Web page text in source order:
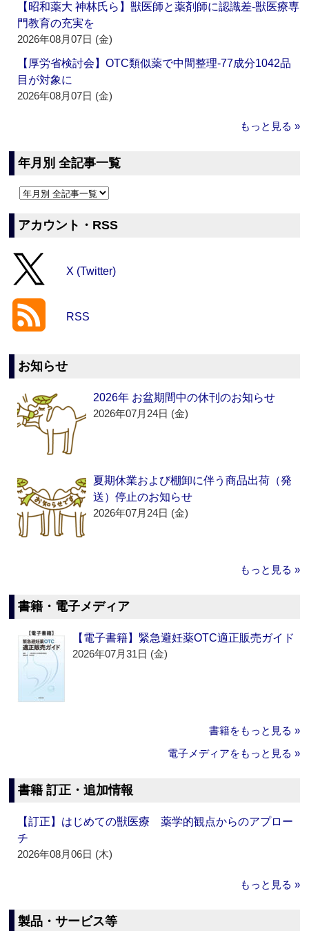
【昭和薬大 神林氏ら】獣医師と薬剤師に認識差‐獣医療専
門教育の充実を
2026年08月07日 (金)
【厚労省検討会】OTC類似薬で中間整理‐77成分1042品
目が対象に
2026年08月07日 (金)
もっと見る »
年月別 全記事一覧
アカウント・RSS
X (Twitter)
RSS
お知らせ
2026年 お盆期間中の休刊のお知らせ
2026年07月24日 (金)
夏期休業および棚卸に伴う商品出荷（発
送）停止のお知らせ
2026年07月24日 (金)
もっと見る »
書籍・電子メディア
【電子書籍】緊急避妊薬OTC適正販売ガイド
2026年07月31日 (金)
書籍をもっと見る »
電子メディアをもっと見る »
書籍 訂正・追加情報
【訂正】はじめての獣医療 薬学的観点からのアプロー
チ
2026年08月06日 (木)
もっと見る »
製品・サービス等